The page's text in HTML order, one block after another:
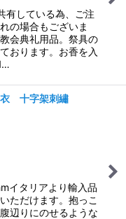
有している為、ご注
の場合もございま
会典礼用品。祭具の
おります。お香を入
十字架刺繡
イタリアより輸入品
ただけます。抱っこ
辺りにのせるような